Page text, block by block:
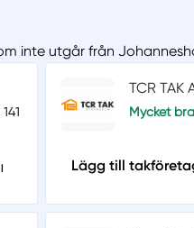
inte utgår från
TCR TAK
Mycket bra
Lägg till